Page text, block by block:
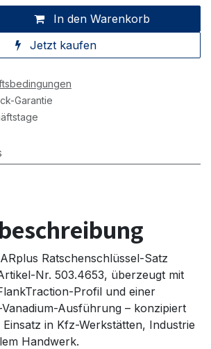
In den Warenkorb
Jetzt kaufen
Garantie
Ratschenschlüssel-Satz
Nr. 503.4653, überzeugt mit
Profil und einer
Ausführung – konzipiert
in Kfz-Werkstätten, Industrie
Handwerk.